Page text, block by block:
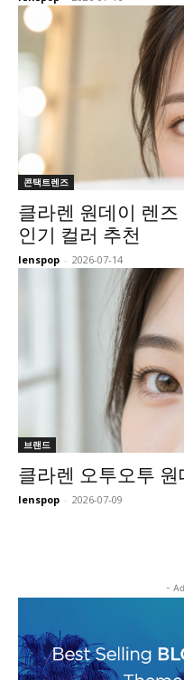
콘택트렌즈
클라렌 원데이 렌
인기 컬러 추천
lenspop - 2026-07-14
브랜드
클라렌 오투오투
lenspop - 2026-07-09
-